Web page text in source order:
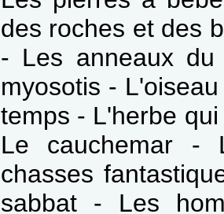
des roches et des
- Les anneaux
myosotis -
temps - L'herbe
Le cauchemar -
chasses
sabbat - Les